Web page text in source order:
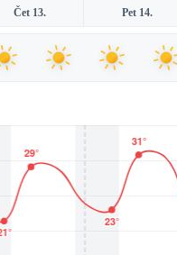
Čet 13. Pet 14.